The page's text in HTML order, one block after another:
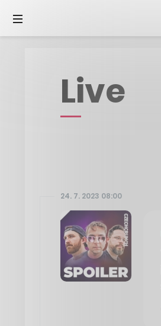
Live
24. 7. 2023 08:00